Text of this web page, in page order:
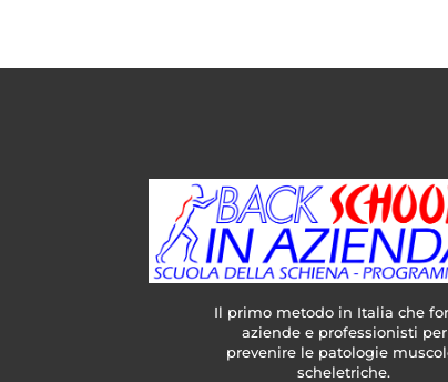
Il primo metodo in Italia che
aziende e professionisti per
prevenire le patologie
scheletriche.